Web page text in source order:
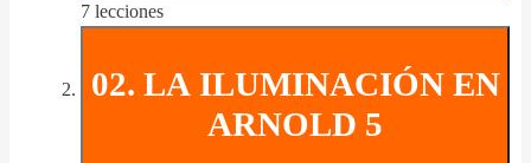
7 lecciones
02. LA ILUMINACIÓN EN
ARNOLD 5